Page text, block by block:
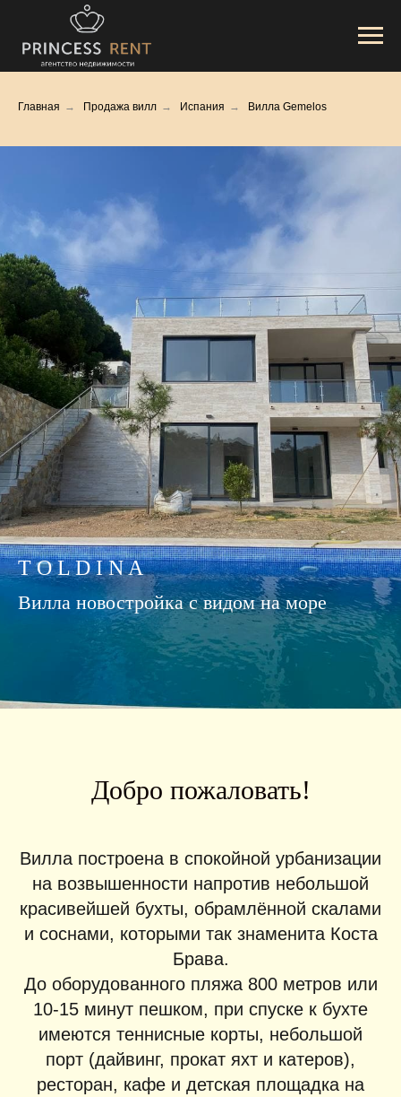
Главная → Продажа вилл → Испания → Вилла Gemelos
T O L D I N A
Вилла новостройка с видом на море
Добро пожаловать!
Вилла построена в спокойной урбанизации
на возвышенности напротив небольшой
красивейшей бухты, обрамлённой скалами
и соснами, которыми так знаменита Коста
Брава.
До оборудованного пляжа 800 метров или
10-15 минут пешком, при спуске к бухте
имеются теннисные корты, небольшой
порт (дайвинг, прокат яхт и катеров),
ресторан, кафе и детская площадка на